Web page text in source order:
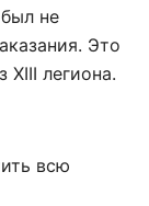
не
Это
легиона.
всю